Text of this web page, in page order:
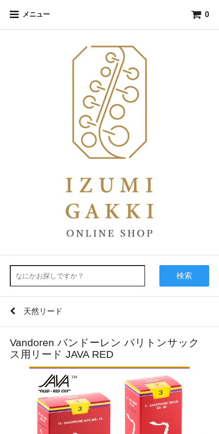
メニュー 0
検索
天然リード
Vandoren バンドーレン バリトンサック
ス用リード JAVA RED